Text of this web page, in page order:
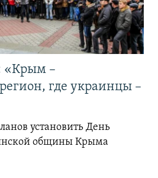
«Крым –
где украинцы –
установить День
общины Крыма